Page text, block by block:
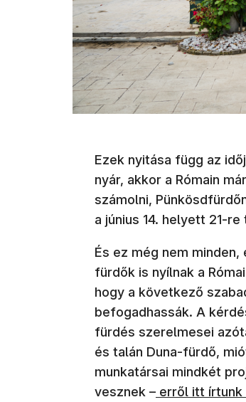
Ezek nyitása függ az
nyár, akkor a Rómain
számolni,
a június 14. helyett 21-
És ez még nem
fürdők is nyílnak a
hogy a következő
befogadhassák. A
fürdés szerelmesei
és talán Duna-fürdő,
munkatársai mindkét
vesznek – erről itt